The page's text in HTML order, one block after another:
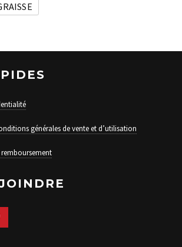
générales de vente et d’utilisation
PROFILE